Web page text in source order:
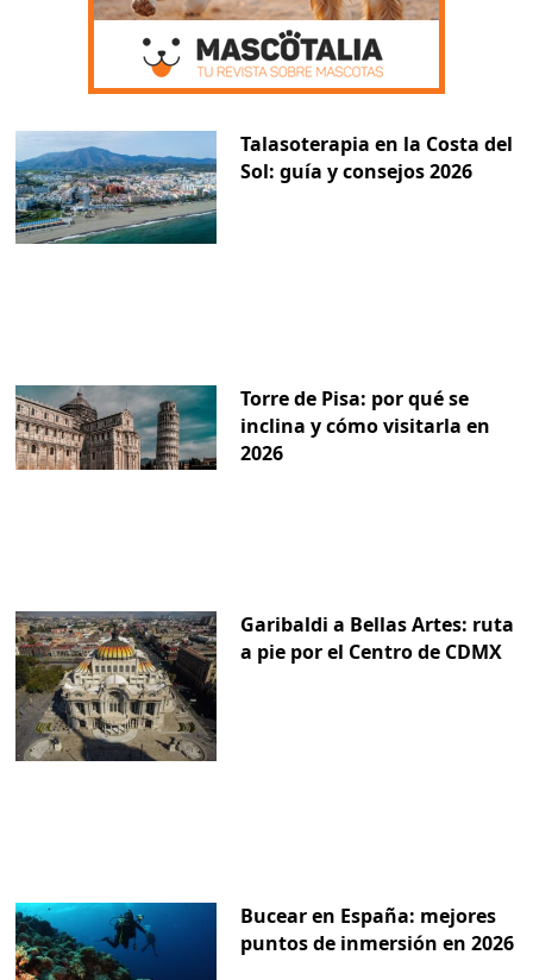
Talasoterapia en la Costa del
Sol: guía y consejos 2026
Torre de Pisa: por qué se
inclina y cómo visitarla en
2026
Garibaldi a Bellas Artes: ruta
a pie por el Centro de CDMX
Bucear en España: mejores
puntos de inmersión en 2026